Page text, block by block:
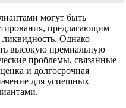
могут быть
предлагающим
ликвидность. Однако
высокую премиальную
проблемы, связанные
и долгосрочная
для успешных